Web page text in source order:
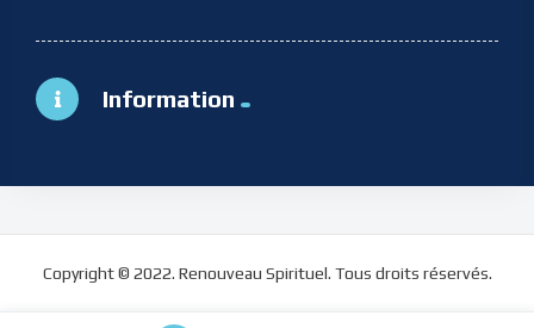
Information
Copyright © 2022. Renouveau Spirituel. Tous droits réservés.